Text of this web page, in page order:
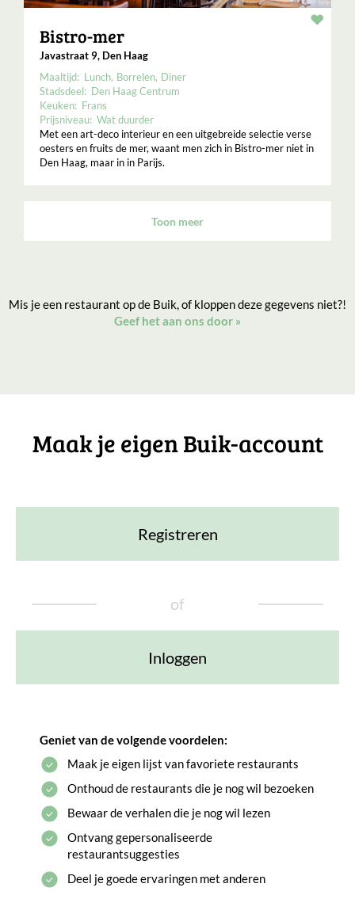
Bistro-mer
Javastraat 9, Den Haag
Maaltijd: Lunch Borrelen Diner
Stadsdeel: Den Haag Centrum
Keuken: Frans
Prijsniveau: Wat duurder
Met een art-deco interieur en een uitgebreide selectie verse
oesters en fruits de mer, waant men zich in Bistro-mer niet in
Den Haag, maar in in Parijs.
Toon meer
Mis je een restaurant op de Buik, of kloppen deze gegevens niet?!
Geef het aan ons door »
Maak je eigen Buik-account
Registreren
of
Inloggen
Geniet van de volgende voordelen:
Maak je eigen lijst van favoriete restaurants
Onthoud de restaurants die je nog wil bezoeken
Bewaar de verhalen die je nog wil lezen
Ontvang gepersonaliseerde
restaurantsuggesties
Deel je goede ervaringen met anderen